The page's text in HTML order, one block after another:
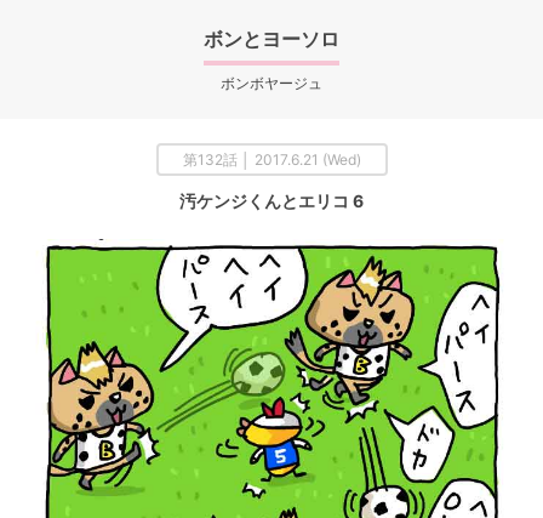
ボンとヨーソロ
ボンボヤージュ
第132話 │ 2017.6.21 (Wed)
汚ケンジくんとエリコ 6